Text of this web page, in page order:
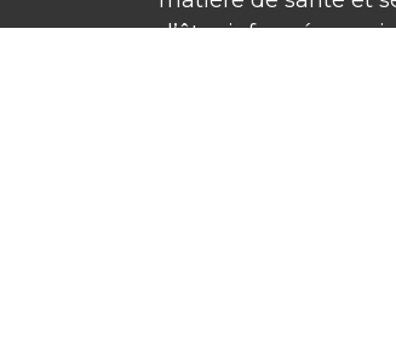
d’être informé au